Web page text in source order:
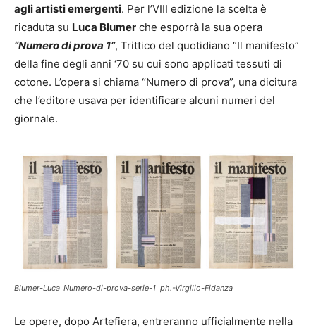
agli artisti emergenti. Per l’VIII edizione la scelta è
ricaduta su Luca Blumer che esporrà la sua opera
“Numero di prova 1”, Trittico del quotidiano “Il manifesto”
della fine degli anni ‘70 su cui sono applicati tessuti di
cotone. L’opera si chiama “Numero di prova”, una dicitura
che l’editore usava per identificare alcuni numeri del
giornale.
Blumer-Luca_Numero-di-prova-serie-1_ph.-Virgilio-Fidanza
Le opere, dopo Artefiera, entreranno ufficialmente nella